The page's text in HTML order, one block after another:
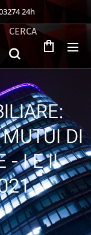
24h
CERCA
DI
- I E II